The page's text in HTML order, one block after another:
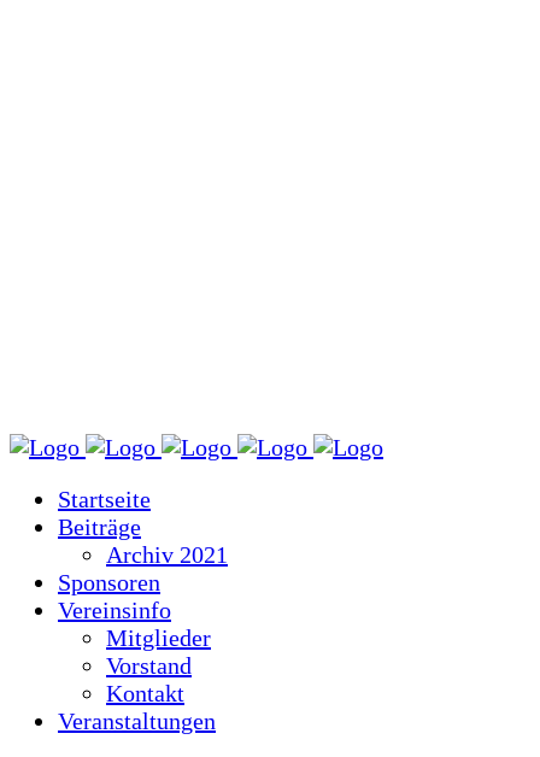
Startseite
Beiträge
Archiv 2021
Sponsoren
Vereinsinfo
Mitglieder
Vorstand
Kontakt
Veranstaltungen